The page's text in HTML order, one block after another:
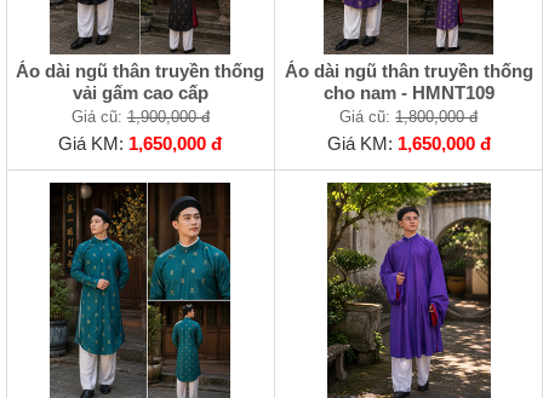
Áo dài ngũ thân truyền thống
vải gấm cao cấp
Giá cũ:1,900,000 đ
Giá KM: 1,650,000 đ
Áo dài ngũ thân truyền thống
cho nam - HMNT109
Giá cũ:1,800,000 đ
Giá KM: 1,650,000 đ